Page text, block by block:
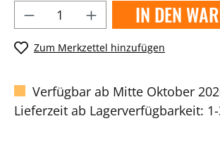
IN DEN
Zum Merkzettel hinzufügen
Verfügbar ab Mitte Oktober
Lieferzeit ab Lagerverfügbarkeit: